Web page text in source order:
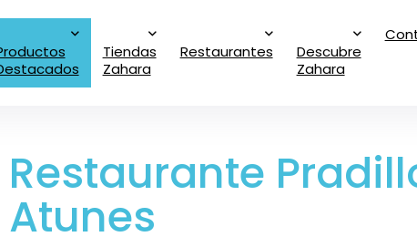
Tiendas
Zahara
Restaurantes
Descubre
Zahara
Restaurante
Atunes